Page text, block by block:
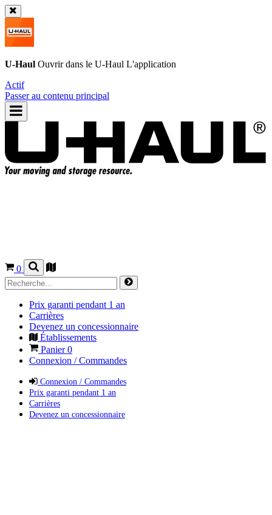
U-Haul Ouvrir dans le U-Haul L'application
Actif
Passer au contenu principal
0
Prix garanti pendant 1 an
Carrières
Devenez un concessionnaire
Établissements
Panier0
Connexion / Commandes
Connexion / Commandes
Prix garanti pendant 1 an
Carrières
Devenez un concessionnaire